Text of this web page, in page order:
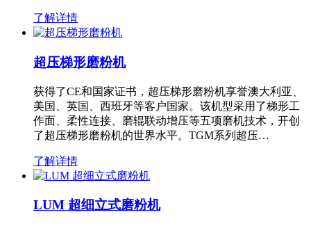
了解详情
超压梯形磨粉机
获得了CE和国家证书，超压梯形磨粉机享誉澳大利亚、
美国、英国、西班牙等客户国家。该机型采用了梯形工
作面、柔性连接、磨辊联动增压等五项磨机技术，开创
了超压梯形磨粉机的世界水平。TGM系列超压…
了解详情
LUM 超细立式磨粉机